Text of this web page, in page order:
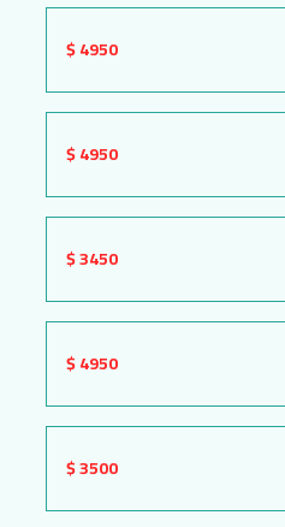
4950 $
4950 $
3450 $
4950 $
3500 $